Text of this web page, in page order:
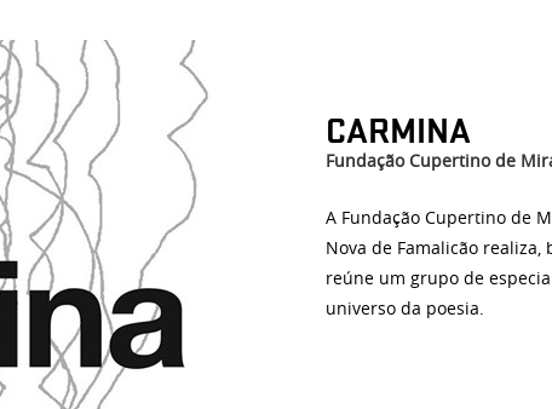
CARMINA
Fundação Cupertino de
A Fundação Cupertino de
Nova de Famalicão
reúne um grupo de
universo da poesia.